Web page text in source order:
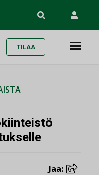
TILAA
Jaa: